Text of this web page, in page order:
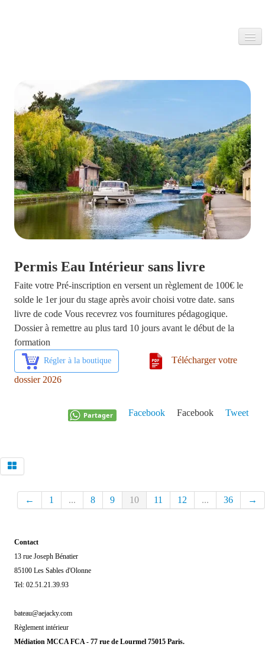
Accueil
S'inscrire aux Permis
Jet ski
Bon Cadeau
Remorque
Menu
Permis Eau Intérieur sans livre
Faite votre Pré-inscription en versent un règlement de 100€ le
solde le 1er jour du stage après avoir choisi votre date. sans
livre de code Vous recevrez vos fournitures pédagogique.
Dossier à remettre au plus tard 10 jours avant le début de la
formation
Régler à la boutique
Télécharger votre
dossier 2026
Tweet
Facebook
Facebook
Partager
← 1 ... 8 9 10 11 12 ... 36 →
Contact
13 rue Joseph Bénatier
85100 Les Sables d'Olonne
Tel: 02.51.21.39.93
bateau@aejacky.com
Règlement intérieur
Médiation MCCA FCA - 77 rue de Lourmel 75015 Paris.